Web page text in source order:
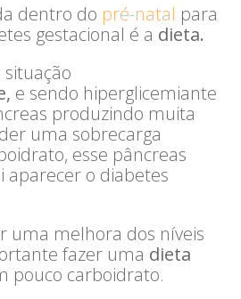
dentro do pré-natal para
gestacional é a dieta.
e sendo hiperglicemiante
produzindo muita
uma sobrecarga
esse pâncreas
aparecer o diabetes
uma melhora dos níveis
fazer uma dieta
pouco carboidrato.